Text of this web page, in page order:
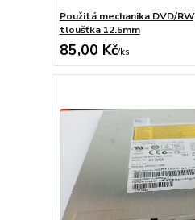
Použitá mechanika DVD/
tloušťka 12.5mm
85,00 Kč/ks